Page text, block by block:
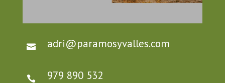
 adri@paramosyvalles.com
 979 890 532